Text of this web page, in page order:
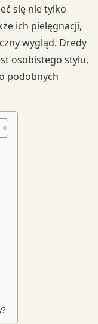
się nie tylko
ich pielęgnacji,
wygląd. Dredy
osobistego stylu,
podobnych